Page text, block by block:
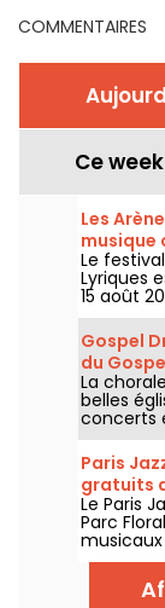
COMMENTAIRES
Ce
Les
musique
Le
Lyriques
15 août
16
les
Gospel
du
Paris
La
belles
concerts
l'espoir,
chants
Paris
gratuits
Le Paris
Parc
gratuits